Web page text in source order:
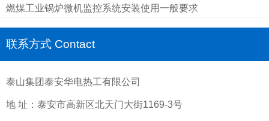
燃煤工业锅炉微机监控系统安装使用一般要求
联系方式 Contact
泰山集团泰安华电热工有限公司
地 址：泰安市高新区北天门大街1169-3号